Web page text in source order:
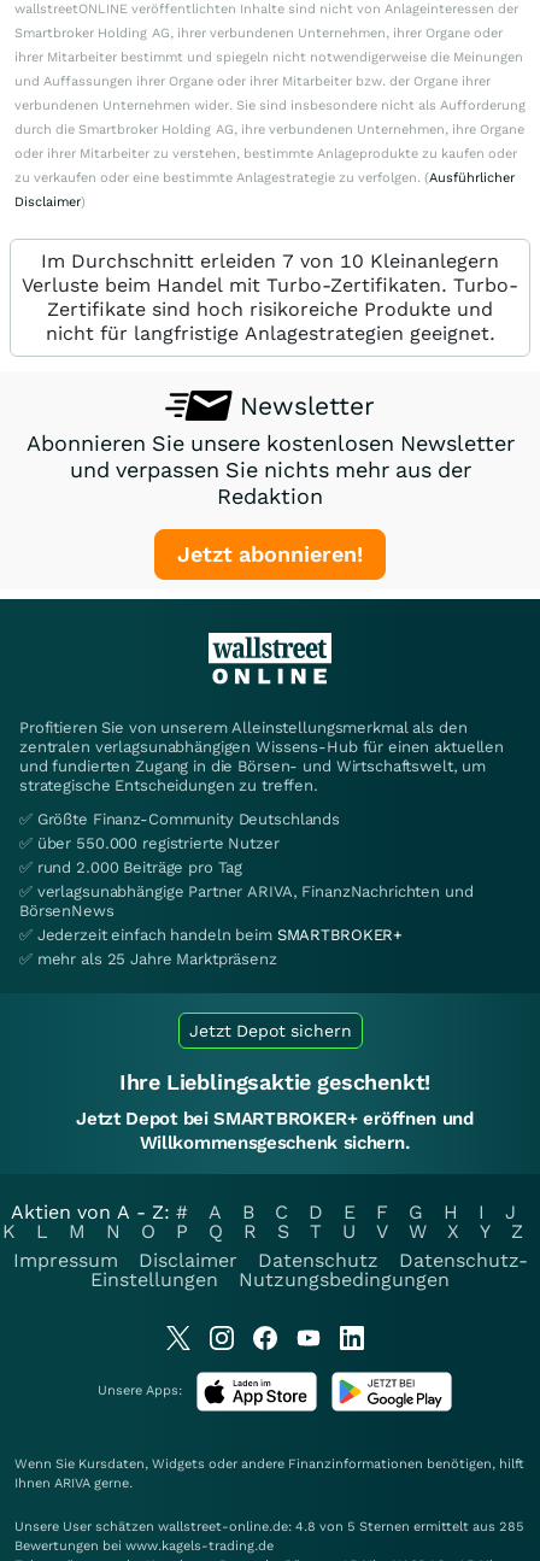
wallstreetONLINE veröffentlichten Inhalte sind nicht von Anlageinteressen der
Smartbroker Holding AG, ihrer verbundenen Unternehmen, ihrer Organe oder
ihrer Mitarbeiter bestimmt und spiegeln nicht notwendigerweise die Meinungen
und Auffassungen ihrer Organe oder ihrer Mitarbeiter bzw. der Organe ihrer
verbundenen Unternehmen wider. Sie sind insbesondere nicht als Aufforderung
durch die Smartbroker Holding AG, ihre verbundenen Unternehmen, ihre Organe
oder ihrer Mitarbeiter zu verstehen, bestimmte Anlageprodukte zu kaufen oder
zu verkaufen oder eine bestimmte Anlagestrategie zu verfolgen. (Ausführlicher
Disclaimer)
Im Durchschnitt erleiden 7 von 10 Kleinanlegern
Verluste beim Handel mit Turbo-Zertifikaten. Turbo-
Zertifikate sind hoch risikoreiche Produkte und
nicht für langfristige Anlagestrategien geeignet.
Newsletter
Abonnieren Sie unsere kostenlosen Newsletter
und verpassen Sie nichts mehr aus der
Redaktion
Jetzt abonnieren!
Profitieren Sie von unserem Alleinstellungsmerkmal als den
zentralen verlagsunabhängigen Wissens-Hub für einen aktuellen
und fundierten Zugang in die Börsen- und Wirtschaftswelt, um
strategische Entscheidungen zu treffen.
✅ Größte Finanz-Community Deutschlands
✅ über 550.000 registrierte Nutzer
✅ rund 2.000 Beiträge pro Tag
✅ verlagsunabhängige Partner ARIVA, FinanzNachrichten und
BörsenNews
✅ Jederzeit einfach handeln beim SMARTBROKER+
✅ mehr als 25 Jahre Marktpräsenz
Jetzt Depot sichern
Ihre Lieblingsaktie geschenkt!
Jetzt Depot bei SMARTBROKER+ eröffnen und
Willkommensgeschenk sichern.
Aktien von A - Z: # A B C D E F G H I
J
K
L M N O P Q R S T U V W X Y
Z
Impressum
Disclaimer Datenschutz
Datenschutz-
Einstellungen
Nutzungsbedingungen
Unsere Apps:
Wenn Sie Kursdaten, Widgets oder andere Finanzinformationen benötigen, hilft
Ihnen ARIVA gerne.
Unsere User schätzen wallstreet-online.de: 4.8 von 5 Sternen ermittelt aus 285
Bewertungen bei www.kagels-trading.de